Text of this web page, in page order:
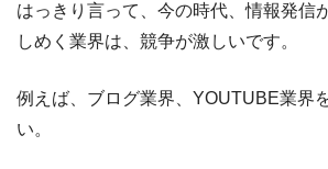
はっきり言って、今の時代、情報発信
しめく業界は、競争が激しいです。
例えば、ブログ業界、YOUTUBE業界
い。